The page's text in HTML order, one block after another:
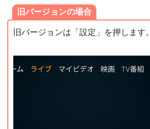
旧バージョンの場合
旧バージョンは「設定」を押します。